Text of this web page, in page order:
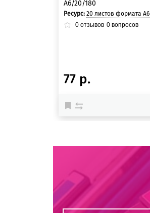
A6/20/180
Ресурс:20 листов формата А6
0 отзывов 0 вопросов
77 р.